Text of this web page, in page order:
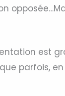
est
parfois,